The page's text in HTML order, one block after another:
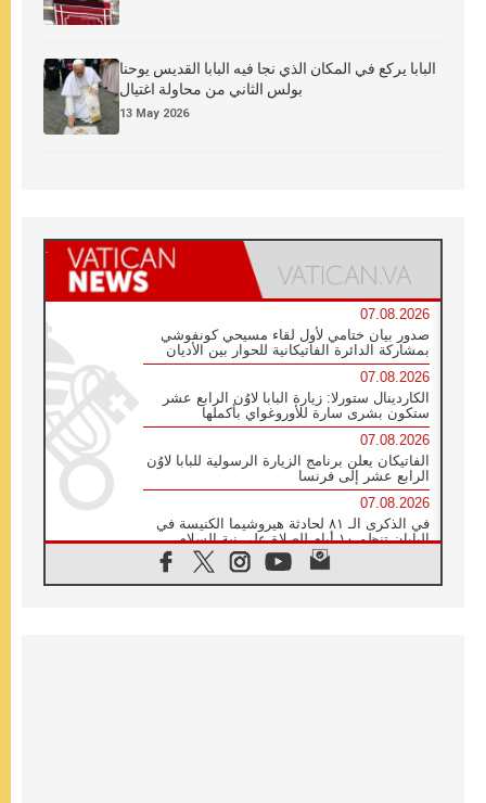
البابا يركع في المكان الذي نجا فيه البابا القديس يوحنا
بولس الثاني من محاولة اغتيال
13 May 2026
07.08.2026
صدور بيان ختامي لأول لقاء مسيحي كونفوشي
بمشاركة الدائرة الفاتيكانية للحوار بين الأديان
07.08.2026
الكاردينال ستورلا: زيارة البابا لاوُن الرابع عشر
ستكون بشرى سارة للأوروغواي بأكملها
07.08.2026
الفاتيكان يعلن برنامج الزيارة الرسولية للبابا لاوُن
الرابع عشر إلى فرنسا
07.08.2026
في الذكرى الـ ٨١ لحادثة هيروشيما الكنيسة في
اليابان تنظم ١٠ أيام للصلاة على نية السلام
الكنيسة في الأوروغواي: زيارة البابا ستعزز